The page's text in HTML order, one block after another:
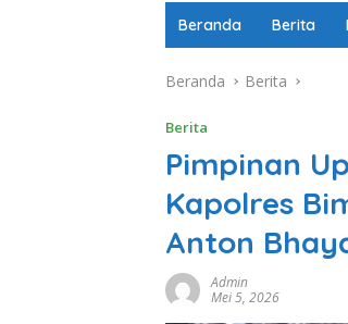
Beranda Berita
Beranda Berita
Berita
Pimpinan
Kapolres
Anton
Admin
Mei 5, 2026